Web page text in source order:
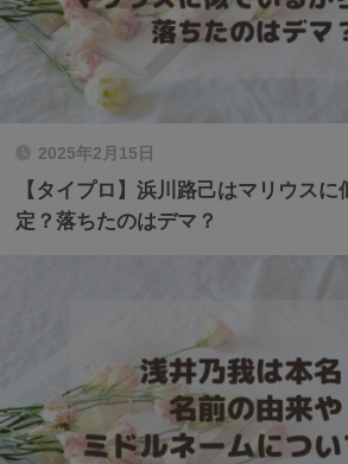
2025年2月15日
【タイプロ】浜川路己はマリウスに
定？落ちたのはデマ？